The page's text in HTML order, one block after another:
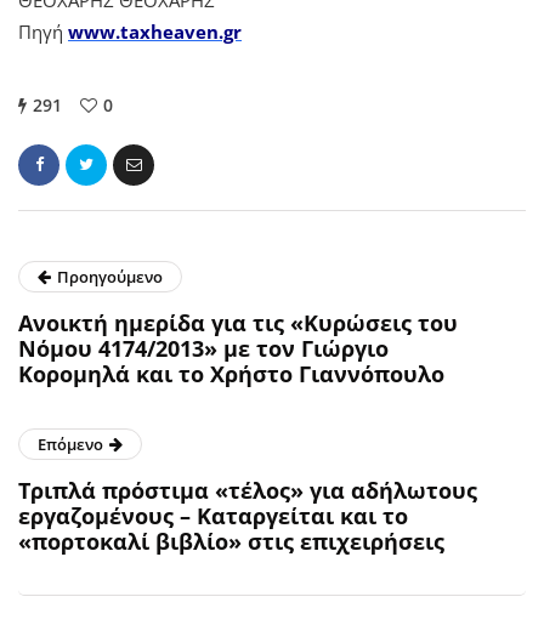
Πηγή www.taxheaven.gr
291 0
Προηγούμενο
Ανοικτή ημερίδα για τις «Κυρώσεις του
Νόµου 4174/2013» με τον Γιώργιο
Κορομηλά και το Χρήστο Γιαννόπουλο
Επόμενο
Τριπλά πρόστιμα «τέλος» για αδήλωτους
εργαζομένους – Καταργείται και το
«πορτοκαλί βιβλίο» στις επιχειρήσεις